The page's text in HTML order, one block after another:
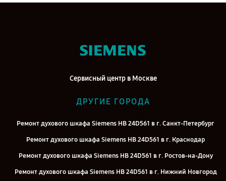
Сервисный центр в Москве
ДРУГИЕ ГОРОДА
Ремонт духового шкафа Siemens HB 24D561 в г. Санкт-Петербург
Ремонт духового шкафа Siemens HB 24D561 в г. Краснодар
Ремонт духового шкафа Siemens HB 24D561 в г. Ростов-на-Дону
Ремонт духового шкафа Siemens HB 24D561 в г. Нижний Новгород